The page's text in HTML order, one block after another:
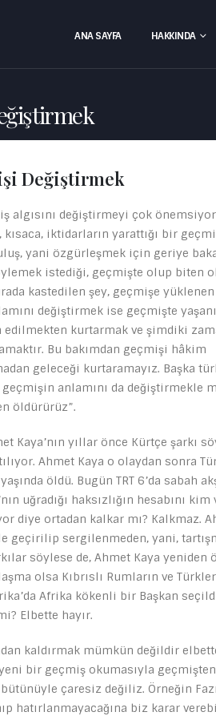
ANA SAYFA HAKKINDA
Değiştirmek
algısını değiştirmeyi çok
iktidarların yarattığı bir
yani özgürleşmek için geriye
istediği, geçmişte olup biten
kastedilen şey, geçmişe yüklenen
değiştirmek ise geçmişte
edilmekten kurtarmak ve şimdiki
Bu bakımdan geçmişi hâkim
geleceği kurtaramayız. Başka
anlamını da değiştirmekle
öldürürüz”.
Kaya’nın yıllar önce Kürtçe şarkı
Ahmet Kaya o olaydan sonra
öldü. Bugün TRT 6’da sabah
uğradığı haksızlığın hesabını kim
diye ortadan kalkar mı? Kalkmaz.
geçirilip sergilenmeden, yani,
söylese de, Ahmet Kaya yeniden
olsa Kıbrıslı Rumların ve
Afrika kökenli bir Başkan
Elbette hayır.
kaldırmak mümkün değildir
bir geçmiş okumasıyla
çaresiz değiliz. Örneğin
hatırlanmayacağına biz karar